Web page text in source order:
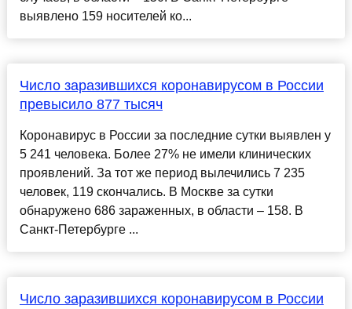
выявлено 159 носителей ко...
Число заразившихся коронавирусом в России
превысило 877 тысяч
Коронавирус в России за последние сутки выявлен у
5 241 человека. Более 27% не имели клинических
проявлений. За тот же период вылечились 7 235
человек, 119 скончались. В Москве за сутки
обнаружено 686 зараженных, в области – 158. В
Санкт-Петербурге ...
Число заразившихся коронавирусом в России